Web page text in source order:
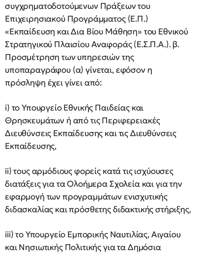
συγχρηματοδοτούμενων Πράξεων του
Επιχειρησιακού Προγράμματος (Ε.Π.)
«Εκπαίδευση και Δια Βίου Μάθηση» του Εθνικού
Στρατηγικού Πλαισίου Αναφοράς (Ε.Σ.Π.Α.). β.
Προσμέτρηση των υπηρεσιών της
υποπαραγράφου (α) γίνεται, εφόσον η
πρόσληψη έχει γίνει από:
i) το Υπουργείο Εθνικής Παιδείας και
Θρησκευμάτων ή από τις Περιφερειακές
Διευθύνσεις Εκπαίδευσης και τις Διευθύνσεις
Εκπαίδευσης,
ii) τους αρμόδιους φορείς κατά τις ισχύουσες
διατάξεις για τα Ολοήμερα Σχολεία και για την
εφαρμογή των προγραμμάτων ενισχυτικής
διδασκαλίας και πρόσθετης διδακτικής στήριξης,
iii) το Υπουργείο Εμπορικής Ναυτιλίας, Αιγαίου
και Νησιωτικής Πολιτικής για τα Δημόσια